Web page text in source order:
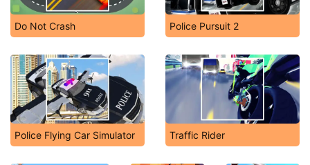
Do Not Crash Police Pursuit 2
Police Flying Car Simulator Traffic Rider